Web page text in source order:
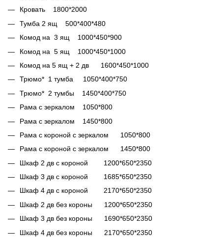
Кровать 1800*2000
Тумба 2 ящ 500*400*480
Комод на 3 ящ 1000*450*900
Комод на 5 ящ 1000*450*1000
Комод на 5 ящ + 2 дв 1600*450*1000
Трюмо* 1 тумба 1050*400*750
Трюмо* 2 тумбы 1450*400*750
Рама с зеркалом 1050*800
Рама с зеркалом 1450*800
Рама с короной с зеркалом 1050*800
Рама с короной с зеркалом 1450*800
Шкаф 2 дв с короной 1200*650*2350
Шкаф 3 дв с короной 1685*650*2350
Шкаф 4 дв с короной 2170*650*2350
Шкаф 2 дв без короны 1200*650*2350
Шкаф 3 дв без короны 1690*650*2350
Шкаф 4 дв без короны 2170*650*2350